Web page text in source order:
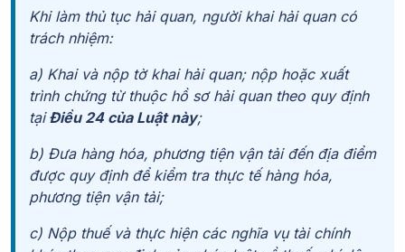
Khi làm thủ tục hải quan, người khai hải quan có
trách nhiệm:
a) Khai và nộp tờ khai hải quan; nộp hoặc xuất
trình chứng từ thuộc hồ sơ hải quan theo quy định
tạiĐiều 24 của Luật này;
b) Đưa hàng hóa, phương tiện vận tải đến địa điểm
được quy định để kiểm tra thực tế hàng hóa,
phương tiện vận tải;
c) Nộp thuế và thực hiện các nghĩa vụ tài chính